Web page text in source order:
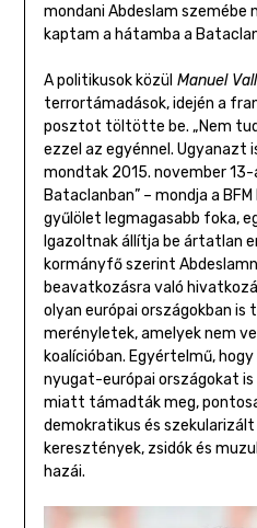
mondani Abdeslam szemébe
kaptam a hátamba a
A politikusok közül Manuel
terrortámadások, idején a
posztot töltötte be. „Nem
ezzel az egyénnel. Ugyanazt
mondtak 2015. november
Bataclanban” – mondja a
gyűlölet legmagasabb foka,
Igazoltnak állítja be ártatlan
kormányfő szerint
beavatkozásra való
olyan európai országokban
merényletek, amelyek nem
koalícióban. Egyértelmű,
nyugat-európai országokat
miatt támadták meg,
demokratikus és
keresztények, zsidók és
hazái.